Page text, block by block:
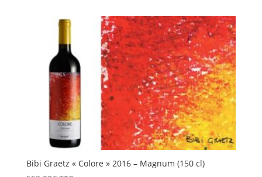
Bibi Graetz « Colore » 2016 – Magnum (150 cl)